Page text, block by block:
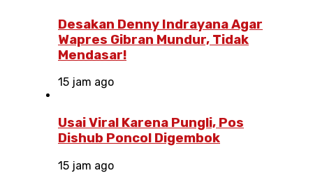
Desakan Denny Indrayana Agar
Wapres Gibran Mundur, Tidak
Mendasar!
15 jam ago
Usai Viral Karena Pungli, Pos
Dishub Poncol Digembok
15 jam ago